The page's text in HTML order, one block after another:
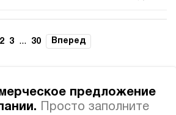
НЭР-3И141Т
электрический
2 3 ... 30 Вперед
предложение
Просто заполните